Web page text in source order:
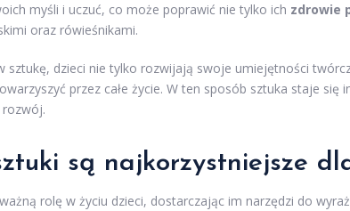
myśli i uczuć, co może poprawić nie tylko ich zdrowie
oraz rówieśnikami.
sztukę, dzieci nie tylko rozwijają swoje umiejętności
przez całe życie. W ten sposób sztuka staje się
są najkorzystniejsze
rolę w życiu dzieci, dostarczając im narzędzi do